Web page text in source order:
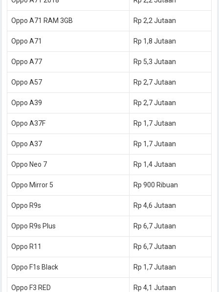
Oppo A71 RAM 3GB Rp 2,2 Jutaan
Oppo A71 Rp 1,8 Jutaan
Oppo A77 Rp 5,3 Jutaan
Oppo A57 Rp 2,7 Jutaan
Oppo A39 Rp 2,7 Jutaan
Oppo A37F Rp 1,7 Jutaan
Oppo A37 Rp 1,7 Jutaan
Oppo Neo 7 Rp 1,4 Jutaan
Oppo Mirror 5 Rp 900 Ribuan
Oppo R9s Rp 4,6 Jutaan
Oppo R9s Plus Rp 6,7 Jutaan
Oppo R11 Rp 6,7 Jutaan
Oppo F1s Black Rp 1,7 Jutaan
Oppo F3 RED Rp 4,1 Jutaan